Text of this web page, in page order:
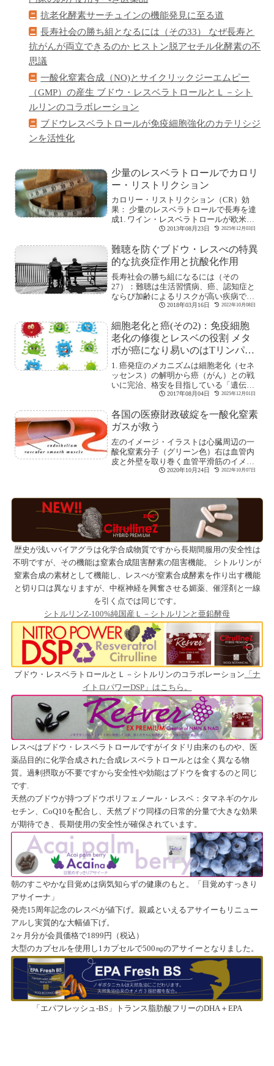
抗老化酵素サーチュインの機能発見に至る道
長寿社会の勝ち組となるには（その33） なぜ長寿と
抗がんが両立できるのか ヒストン脱アセチル化酵素の不
思議
一酸化窒素合成（NO)とサイクリックジーエムピー
（GMP）の産生 ブドウ・レスベラトロールとＬ－シト
ルリンのコラボレーション
ブドウレスベラトロールが免疫細胞強化のカテリシジ
ンを活性化
少量のレスベラトロールでカロリ
ー・リストリクション
カロリー・リストリクション（CR）効
果： 少量のレスベラトロールで長寿を達
成1. ワイン・レスベラトロールが欧米で
話題沸[続きを読む]2013年08月23日 2025年12月03日
難聴を防ぐブドウ・レスべの特異
的な抗炎症作用と抗酸化作用
長寿社会の勝ち組になるには（その
27）：難聴は生活習慣病、癌、認知症と
ならび加齢によるリスクが高い疾病です
が発症する年齢[続きを読む]
2018年03月16日 2022年10月08日
細胞老化と癌(その2)：免疫細胞
老化の修復とレスベの役割 メタ
ボが癌になり易いのはTリンパ球
の老化
1. 癌発症のメカニズムは細胞老化（セネ
ッセンス）の解明から癌（がん）との戦
いに完治、格安を目指している「遺伝子
編集」の[続きを読む]2017年08月04日 2025年12月01日
各国の医療財政破綻を一酸化窒素
ガスが救う
左のイメージ・イラストは心臓周辺の一
酸化窒素分子（グリーン色）右は血管内
皮と外壁を取り巻く血管平滑筋のイメー
ジ.平滑筋に[続きを読む]
2020年10月24日 2022年10月07日
歴史が浅いバイアグラは化学合成物質ですから長期間服用の安全性は
不明ですが、その機能は窒素合成阻害酵素の阻害機能。 シトルリンが
窒素合成の素材として機能し、レスべが窒素合成酵素を作り出す機能
と切り口は異なりますが、中枢神経を興奮させる媚薬、催淫剤と一線
を引く点では同じです。
シトルリンZ-100%純国産Ｌ－シトルリンと亜鉛酵母
ブドウ・レスベラトロールとＬ－シトルリンのコラボレーション 「ナ
イトロパワーDSP」はこちら。
レスべはブドウ・レスベラトロールですがイタドリ由来のものや、医
薬品目的に化学合成された合成レスベラトロールとは全く異なる物
質。過剰摂取が不要ですから安全性や効能はブドウを食するのと同じ
です.
天然のブドウが持つブドウポリフェノール・レスベ：タマネギのケル
セチン、CoQ10を配合し、天然ブドウ同様の日常的分量で大きな効果
が期待でき、長期使用の安全性が確保されています。
朝のすこやかな目覚めは病気知らずの健康のもと。「目覚めすっきり
アサイーナ」
発売15周年記念のレスベが値下げ。親戚といえるアサイーもリニュー
アルし実質的な大幅値下げ。
2ヶ月分が会員価格で1899円（税込）
大型のカプセルを使用し1カプセルで500㎎のアサイーとなりました。
「エパフレッシュ-BS」トランス脂肪酸フリーのDHA＋EPA